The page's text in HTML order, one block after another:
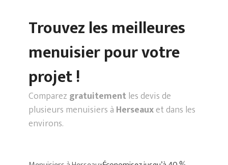
Trouvez les meilleures
menuisier pour votre
projet !
Comparez gratuitementles devis de
plusieurs menuisiers à Herseauxet dans les
environs.